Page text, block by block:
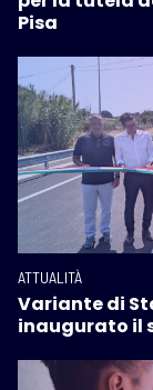
Pisa
ATTUALITÀ
Variante di
inaugurato il